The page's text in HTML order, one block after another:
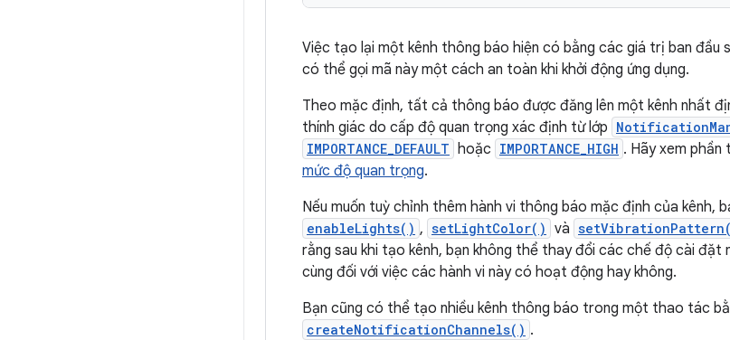
Việc tạo lại một kênh thông báo hiện có bằng các giá trị ban đầu
có thể gọi mã này một cách an toàn khi khởi động ứng dụng.
Theo mặc định, tất cả thông báo được đăng lên một kênh nhất
thính giác do cấp độ quan trọng xác định từ lớp
IMPORTANCE_DEFAULT hoặc IMPORTANCE_HIGH . Hãy xem
mức độ quan trọng.
Nếu muốn tuỳ chỉnh thêm hành vi thông báo mặc định của kênh,
enableLights() , setLightColor() và
rằng sau khi tạo kênh, bạn không thể thay đổi các chế độ cài đặt
cùng đối với việc các hành vi này có hoạt động hay không.
Bạn cũng có thể tạo nhiều kênh thông báo trong một thao tác
createNotificationChannels() .